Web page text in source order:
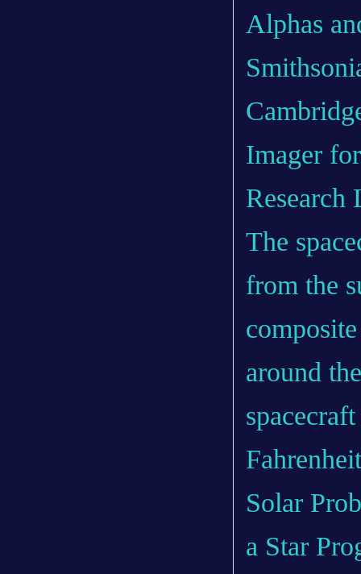
Alphas
Imager
Research
The
from the
around
Solar
a Star